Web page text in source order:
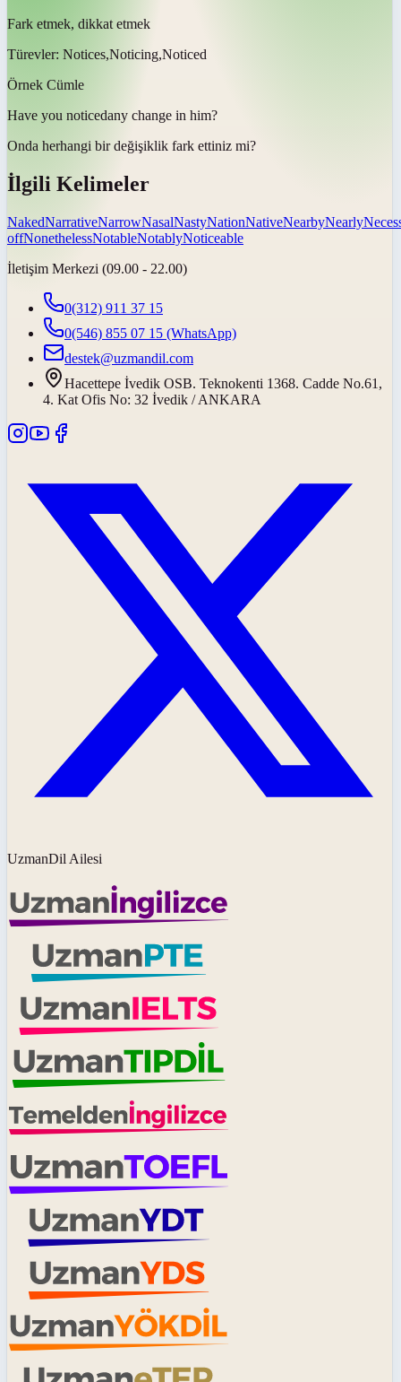
Fark etmek, dikkat etmek
Türevler: Notices,Noticing,Noticed
Örnek Cümle
Have you noticedany change in him?
Onda herhangi bir değişiklik fark ettiniz mi?
İlgili Kelimeler
NakedNarrativeNarrowNasalNastyNationNativeNearbyNearly
offNonethelessNotableNotablyNoticeable
İletişim Merkezi (09.00 - 22.00)
0(312) 911 37 15
0(546) 855 07 15 (WhatsApp)
destek@uzmandil.com
Hacettepe İvedik OSB. Teknokenti 1368. Cadde No.61,
4. Kat Ofis No: 32 İvedik / ANKARA
UzmanDil Ailesi